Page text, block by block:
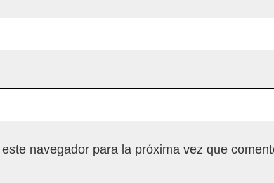
navegador para la próxima vez que